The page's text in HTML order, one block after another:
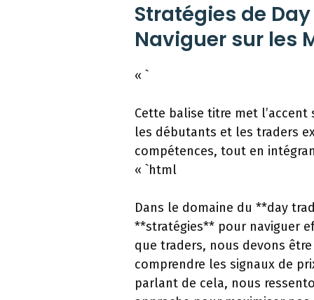
Stratégies de
Naviguer sur les
« `
Cette balise titre met
les débutants et les traders
compétences, tout en
« `html
Dans le domaine du **day
**stratégies** pour naviguer
que traders, nous devons
comprendre les signaux de
parlant de cela, nous